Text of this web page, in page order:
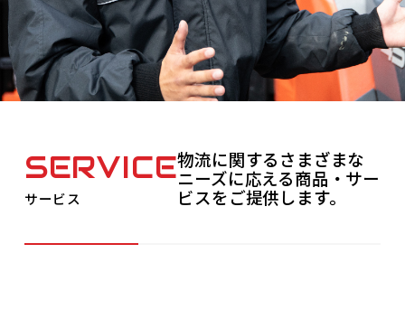
SERVICE
サービス
物流に関するさまざまな
ニーズに応える商品・サー
ビスをご提供します。